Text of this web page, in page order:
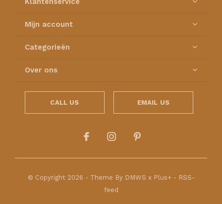
Mijn account
Categorieën
Over ons
CALL US EMAIL US
© Copyright 2026 - Theme By DMWS x Plus+- RSS-
feed